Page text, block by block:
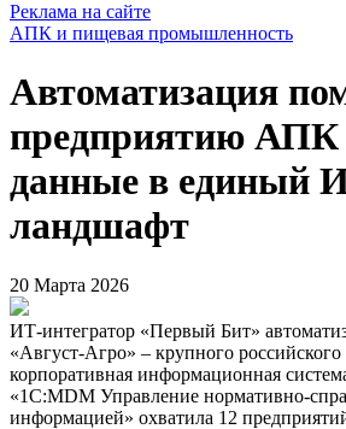
Реклама на сайте
АПК и пищевая промышленность
Автоматизация
предприятию АПК
данные в единый
ландшафт
20 Марта 2026
ИТ-интегратор «Первый Бит»
«Август-Агро» – крупного
корпоративная информационная
«1С:MDM Управление нормативно-
информацией» охватила 12